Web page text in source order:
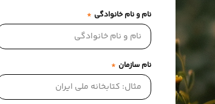
نام و نام خانوادگی
نام سازمان